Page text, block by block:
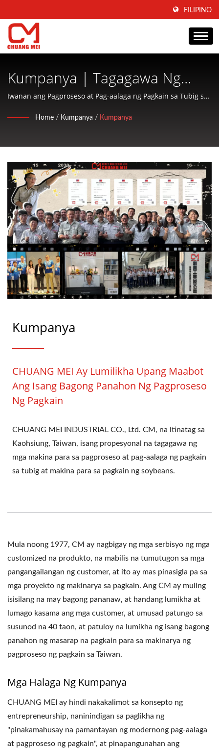
FILIPINO
Kumpanya | Tagagawa Ng
Makina Para Sa Pagproseso At
Pag-Aalaga Ng Aquatic Food
Iwanan ang Pagproseso at Pag-aalaga ng Pagkain sa Tubig sa
Home / Kumpanya / Kumpanya
Kumpanya
CHUANG MEI Ay Lumilikha Upang Maabot
Ang Isang Bagong Panahon Ng Pagproseso
Ng Pagkain
CHUANG MEI INDUSTRIAL CO., Ltd. CM, na itinatag sa
Kaohsiung, Taiwan, isang propesyonal na tagagawa ng
mga makina para sa pagproseso at pag-aalaga ng pagkain
sa tubig at makina para sa pagkain ng soybeans.
Mula noong 1977, CM ay nagbigay ng mga serbisyo ng mga
customized na produkto, na mabilis na tumutugon sa mga
pangangailangan ng customer, at ito ay mas pinasigla pa sa
mga proyekto ng makinarya sa pagkain. Ang CM ay muling
isisilang na may bagong pananaw, at handang lumikha at
lumago kasama ang mga customer, at umusad patungo sa
susunod na 40 taon, at patuloy na lumikha ng isang bagong
panahon ng masarap na pagkain para sa makinarya ng
pagproseso ng pagkain sa Taiwan.
Mga Halaga Ng Kumpanya
CHUANG MEI ay hindi nakakalimot sa konsepto ng
entrepreneurship, naninindigan sa paglikha ng
"pinakamahusay na pamantayan ng modernong pag-aalaga
at pagproseso ng pagkain", at pinapangunahan ang